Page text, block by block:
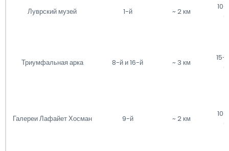
Луврский музей 1-й ~ 2 км
10-
Триумфальная арка 8-й и 16-й ~ 3 км
15-
Галереи Лафайет Хосман 9-й ~ 2 км
10-